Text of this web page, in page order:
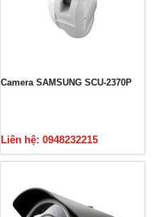
Camera SAMSUNG SCU-2370P
Liên hệ: 0948232215